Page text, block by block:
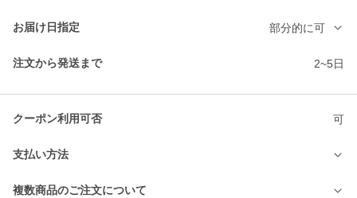
お届け日指定 部分的に可
注文から発送まで 2~5日
クーポン利用可否 可
支払い方法
複数商品のご注文について